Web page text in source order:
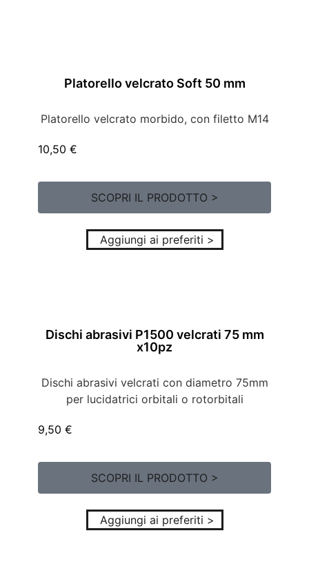
Platorello velcrato Soft 50 mm
Platorello velcrato morbido, con filetto M14
10,50 €
SCOPRI IL PRODOTTO >
Aggiungi ai preferiti >
Dischi abrasivi P1500 velcrati 75 mm
x10pz
Dischi abrasivi velcrati con diametro 75mm
per lucidatrici orbitali o rotorbitali
9,50 €
SCOPRI IL PRODOTTO >
Aggiungi ai preferiti >